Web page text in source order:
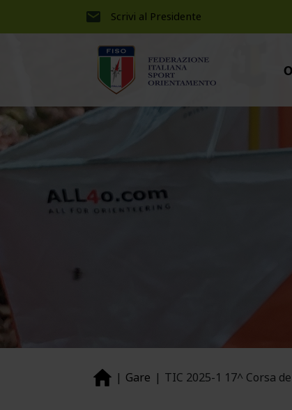
Scrivi al Presidente
Gare TIC 2025-1 17^ Corsa